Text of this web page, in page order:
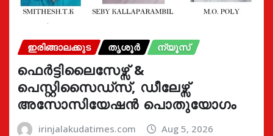
ഇരിങ്ങാലക്കുട തൃശൂർ ന്യൂസ്
ഫെർട്ടിലൈസേഴ്സ് &
പെസ്റ്റിസൈഡ്സ്, ഡീലേഴ്സ്
അസോസിയേഷൻ പൊതുയോഗം
irinjalakudatimes.com Aug 5, 2026